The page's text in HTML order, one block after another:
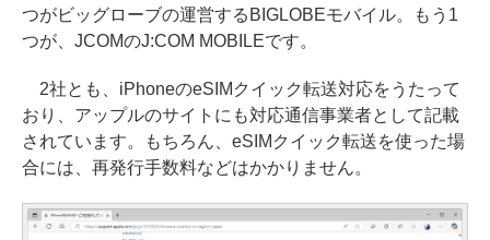
つがビッグローブの運営するBIGLOBEモバイル。もう1
つが、JCOMのJ:COM MOBILEです。
2社とも、iPhoneのeSIMクイック転送対応をうたって
おり、アップルのサイトにも対応通信事業者として記載
されています。もちろん、eSIMクイック転送を使った場
合には、再発行手数料などはかかりません。